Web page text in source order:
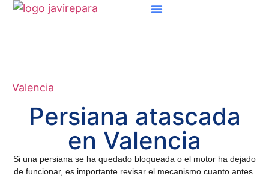
Valencia
Persiana atascada
en Valencia
Si una persiana se ha quedado bloqueada o el motor ha dejado
de funcionar, es importante revisar el mecanismo cuanto antes.